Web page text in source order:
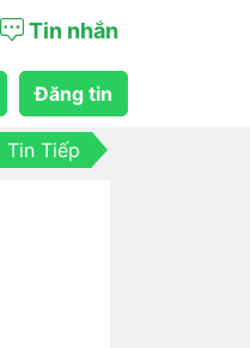
Tin nhắn
Đăng tin
Tin Tiếp